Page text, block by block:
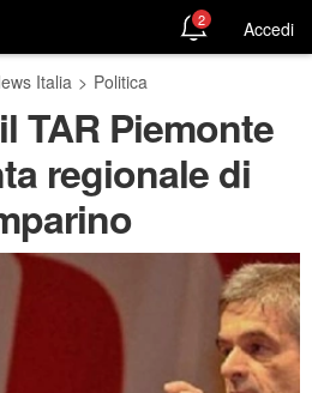
2 Accedi
Italia > Politica
TAR Piemonte
regionale di